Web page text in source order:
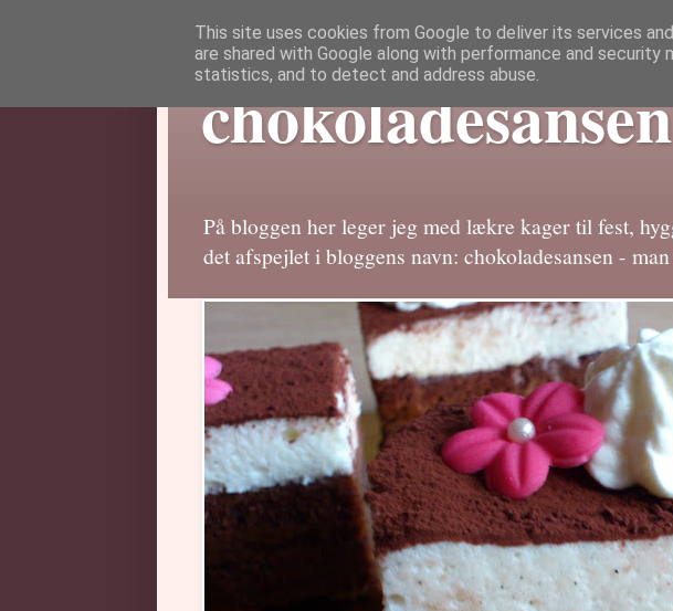
chokoladesansen
På bloggen her leger jeg med lækre kager til fest,
det afspejlet i bloggens navn: chokoladesansen -
This site uses cookies from Google to deliver its services
are shared with Google along with performance and
statistics, and to detect and address abuse.